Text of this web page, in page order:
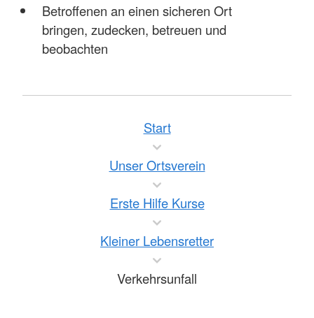
Betroffenen an einen sicheren Ort
bringen, zudecken, betreuen und
beobachten
Start
Unser Ortsverein
Erste Hilfe Kurse
Kleiner Lebensretter
Verkehrsunfall